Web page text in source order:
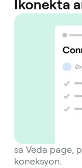
Ikonekta
sa Veda page,
koneksyon.